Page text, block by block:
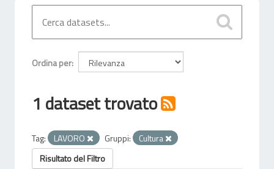
Ordina per
1 dataset trovato
Tag: LAVORO Gruppi:
Cultura
Risultato del Filtro